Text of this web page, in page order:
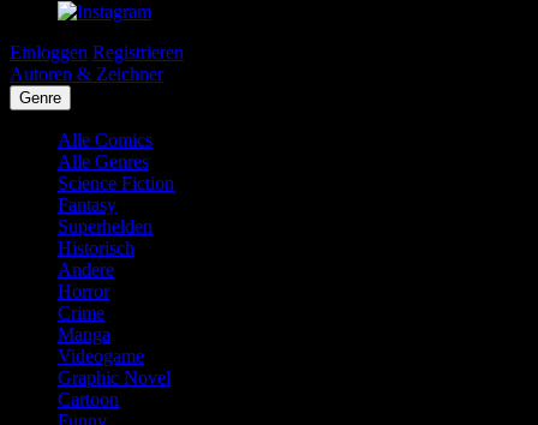
Einloggen Registrieren
Autoren & Zeichner
Genre
Alle Comics
Alle Genres
Science Fiction
Fantasy
Superhelden
Historisch
Andere
Horror
Crime
Manga
Videogame
Graphic Novel
Cartoon
Funny